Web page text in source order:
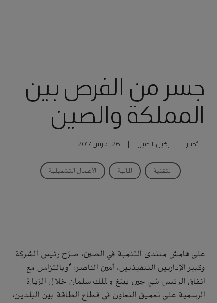
جسر من الفرص بين
المملكة والصين
أخبار بكين، الصين 26, مارس 2017
التقنية المالية الأعمال التشغيلية
على هامش منتدى التنمية في الصين، صرّح رئيس الشركة
وكبير الإداريين التنفيذيين، أمين الناصر: "وبالتزامن مع
اتفاق الرئيس شي جين بينغ والملك سلمان خلال الزيارة
الرسمية على تعميق التعاون في قطاع الطاقة بين البلدين،